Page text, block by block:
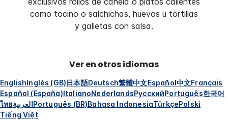
como tocino o salchichas, huevos u tortillas
y galletas con salsa.
Ver en otros idiomas
EnglishInglés (GB)日本語Deutsch繁體中文Español中文Français
Español (España)ItalianoNederlandsРусскийPortuguês한국어
ไทยالعربيةPortuguês (BR)Bahasa IndonesiaTürkçePolski
Tiếng Việt